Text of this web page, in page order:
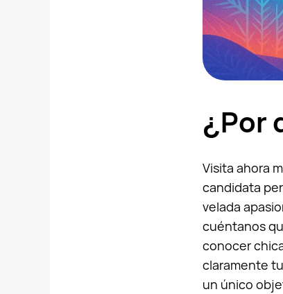
¿Por
Visita ahora
candidata
velada
cuéntanos
conocer
claramente
un único